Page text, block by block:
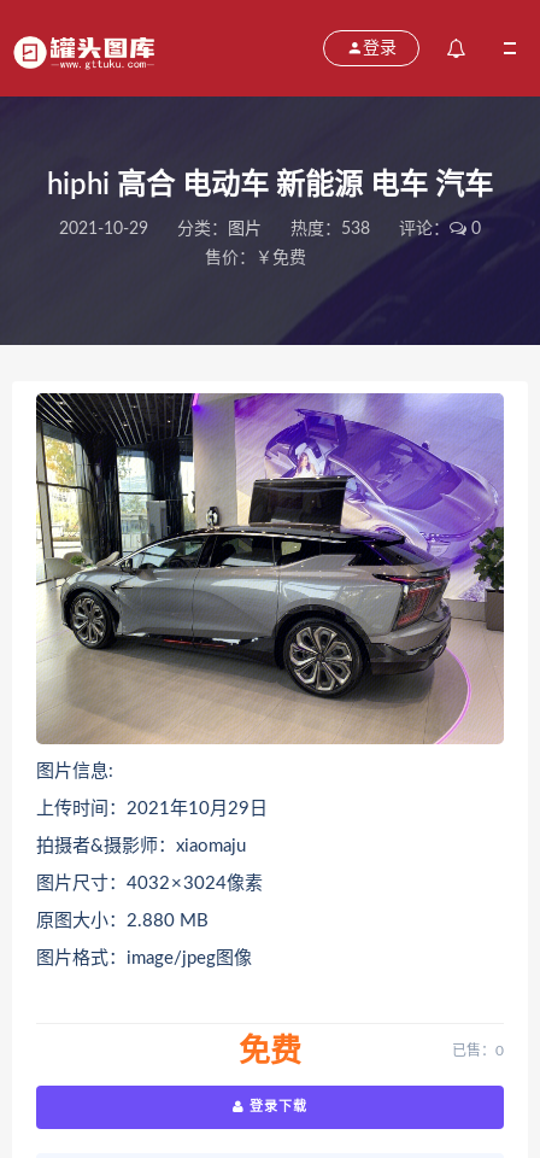
登录
hiphi 高合 电动车 新能源 电车 汽车
2021-10-29 分类： 图片 热度：538 评论：
0
售价：￥免费
图片信息:
上传时间：2021年10月29日
拍摄者&摄影师：xiaomaju
图片尺寸：4032 × 3024像素
原图大小：2.880 MB
图片格式：image/jpeg图像
免费 已售：0
登录下载